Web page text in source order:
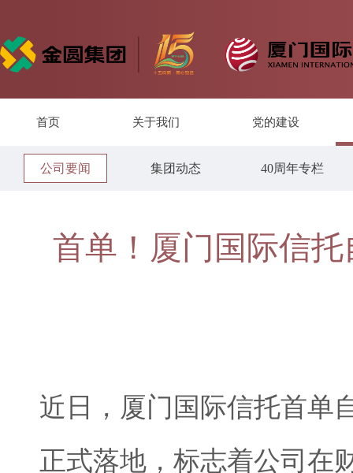
首页 关于我们 党的建设
公司要闻 集团动态 40周年专栏
首单！厦门国际信
近日，厦门国际信托首单
正式落地，标志着公司在